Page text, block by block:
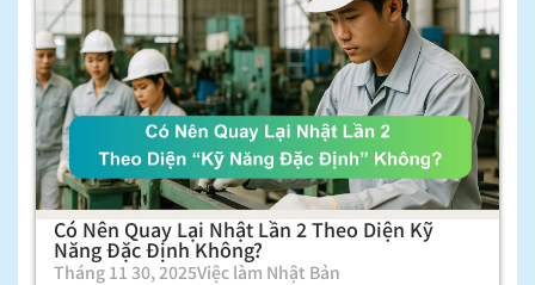
Có Nên Quay Lại Nhật Lần 2 Theo Diện Kỹ
Năng Đặc Định Không?
Tháng 11 30, 2025Việc làm Nhật Bản